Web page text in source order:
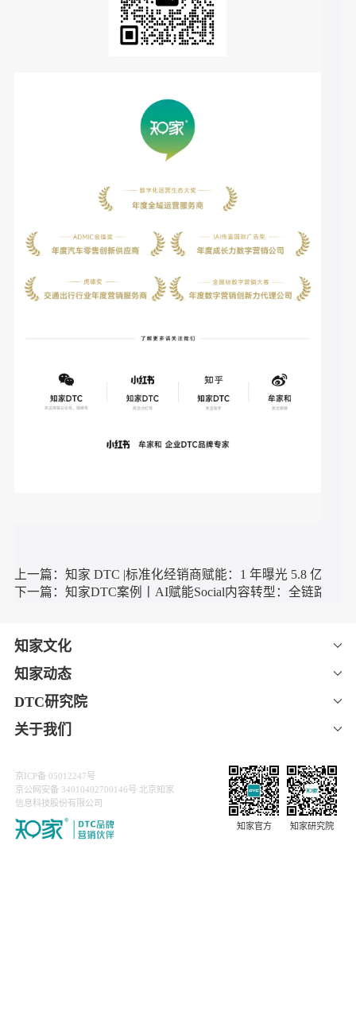
数据驱动的精细化运营是效果保障：从账号搭建到内容创作，
再到节点运营与转化优化，每一个环节都需要数据的支撑，通
功能的持续迭代，场景化内容营销将成为汽车品牌在数字化时
代的核心竞争力之一。极氪汽车的案例为行业树立了标杆，也
为更多品牌探索场景化营销提供了可借鉴的路径：以用户场景
为核心，以内容为载体，以数据为驱动，构建从品牌传播到线
索转化的全链路营销体系，最终实现用户心智占领与商业价值
欢迎关注【知家DTC】，获取前沿洞察与“直播营销”业务详
情，解锁你的增长新可能！
扫描下方二维码，联系您的专属客服